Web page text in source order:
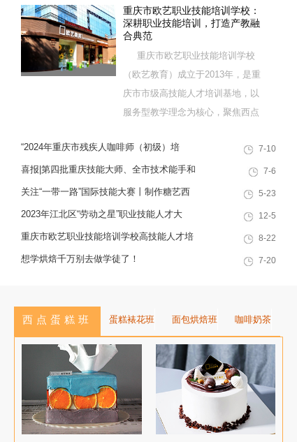
重庆市欧艺职业技能培训学校：
深耕职业技能培训，打造产教融
合典范
重庆市欧艺职业技能培训学校
（欧艺教育）成立于2013年，是重
庆市市级高技能人才培训基地，以
服务型教学理念为核心，聚焦西点
十余载，致力于培养兼具社会责任
感与创新思维的复合型行业高技能
人才，是集技能培训、证书认定、
“2024年重庆市残疾人咖啡师（初级）培
训”职业技能提升计划活动
7-10
喜报|第四批重庆技能大师、全市技术能手和
巴渝青年技能之星名单出炉，重庆欧艺职业
技能培训学校技能人才榜上有名！
7-6
关注“一带一路”国际技能大赛丨制作糖艺西
点，看手艺更考验审美
5-23
2023年江北区“劳动之星”职业技能人才大
赛，我校选手荣获互联网营销师第一名
12-5
重庆市欧艺职业技能培训学校高技能人才培
训基地建设专家指导会会议简报
8-22
想学烘焙千万别去做学徒了！ 7-20
西点蛋糕班 蛋糕裱花班 面包烘焙班 咖啡奶茶